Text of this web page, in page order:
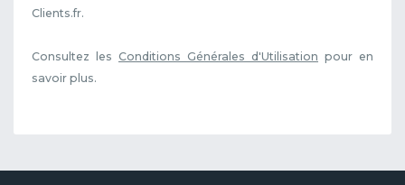
Clients.fr.
Consultez les Conditions Générales d'Utilisation pour en
savoir plus.